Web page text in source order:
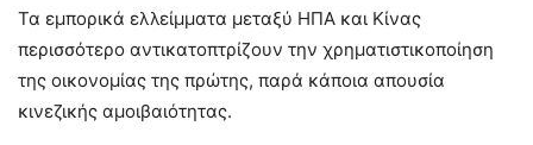
Τα εμπορικά ελλείμματα μεταξύ ΗΠΑ και Κίνας
περισσότερο αντικατοπτρίζουν την χρηματιστικοποίηση
της οικονομίας της πρώτης, παρά κάποια απουσία
κινεζικής αμοιβαιότητας.